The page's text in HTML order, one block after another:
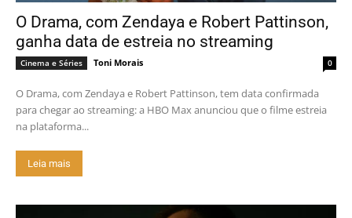
O Drama, com Zendaya e Robert Pattinson,
ganha data de estreia no streaming
Cinema e Séries Toni Morais 0
O Drama, com Zendaya e Robert Pattinson, tem data confirmada
para chegar ao streaming: a HBO Max anunciou que o filme estreia
na plataforma...
Leia mais